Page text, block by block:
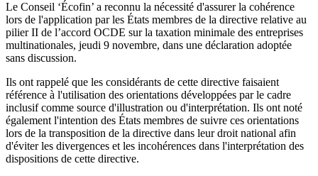
Le Conseil ‘Écofin’ a reconnu la nécessité d'assurer la cohérence
lors de l'application par les États membres de la directive relative au
pilier II de l’accord OCDE sur la taxation minimale des entreprises
multinationales, jeudi 9 novembre, dans une déclaration adoptée
sans discussion.
Ils ont rappelé que les considérants de cette directive faisaient
référence à l'utilisation des orientations développées par le cadre
inclusif comme source d'illustration ou d'interprétation. Ils ont noté
également l'intention des États membres de suivre ces orientations
lors de la transposition de la directive dans leur droit national afin
d'éviter les divergences et les incohérences dans l'interprétation des
dispositions de cette directive.